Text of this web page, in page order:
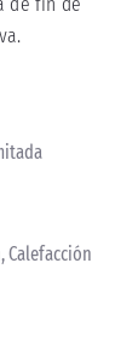
Calefacción